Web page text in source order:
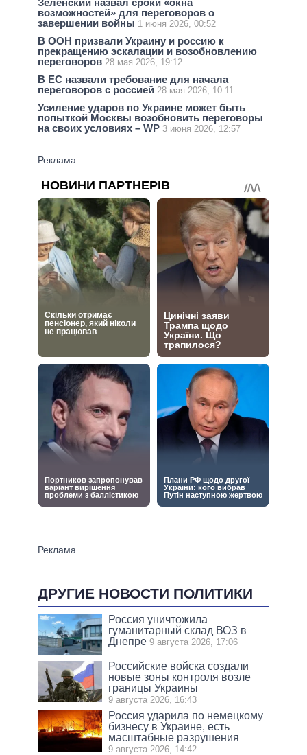
возможностей» для переговоров о
завершении войны 1 июня 2026, 00:52
В ООН призвали Украину и россию к
прекращению эскалации и возобновлению
переговоров 28 мая 2026, 19:12
В ЕС назвали требование для начала
переговоров с россией 28 мая 2026, 10:11
Усиление ударов по Украине может быть
попыткой Москвы возобновить переговоры
на своих условиях – WP 3 июня 2026, 12:57
ДРУГИЕ НОВОСТИ ПОЛИТИКИ
Россия уничтожила
гуманитарный склад ВОЗ в
Днепре 9 августа 2026, 17:06
Российские войска создали
новые зоны контроля возле
границы Украины
9 августа 2026, 16:43
Россия ударила по немецкому
бизнесу в Украине, есть
масштабные разрушения
9 августа 2026, 14:42